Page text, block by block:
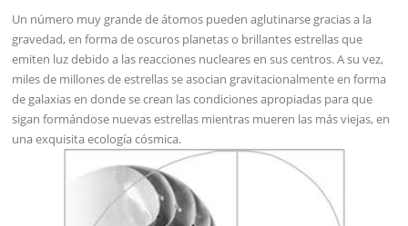
Un número muy grande de átomos pueden aglutinarse gracias a la
gravedad, en forma de oscuros planetas o brillantes estrellas que
emiten luz debido a las reacciones nucleares en sus centros. A su vez,
miles de millones de estrellas se asocian gravitacionalmente en forma
de galaxias en donde se crean las condiciones apropiadas para que
sigan formándose nuevas estrellas mientras mueren las más viejas, en
una exquisita ecología cósmica.